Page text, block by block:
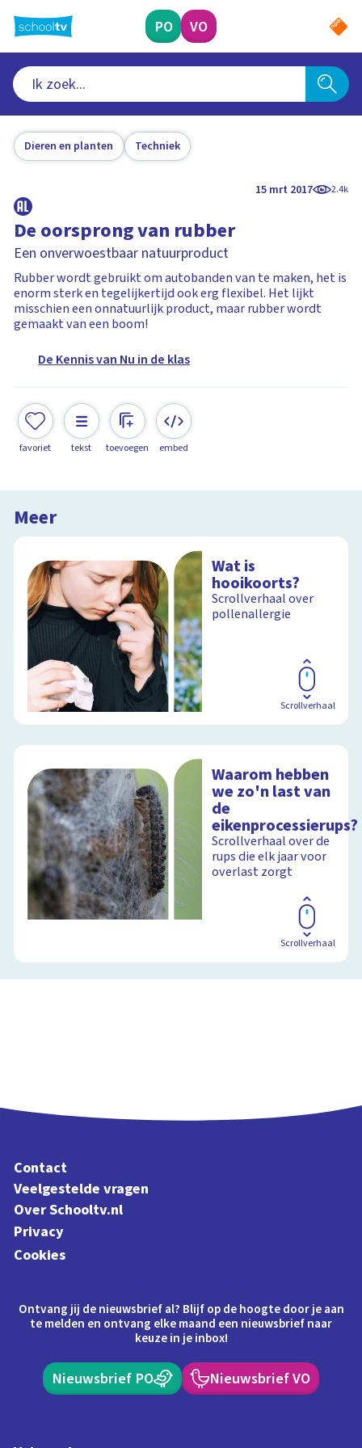
naar
hoofdinhoud
PO VO
Dieren en planten Techniek
15 mrt 2017 2.4k
De oorsprong van rubber
Een onverwoestbaar natuurproduct
Rubber wordt gebruikt om autobanden van te maken, het is
enorm sterk en tegelijkertijd ook erg flexibel. Het lijkt
misschien een onnatuurlijk product, maar rubber wordt
gemaakt van een boom!
De Kennis van Nu in de klas
favoriet tekst toevoegen embed
Meer
Wat is
hooikoorts?
Scrollverhaal over
pollenallergie
Scrollverhaal
Waarom hebben
we zo'n last van
de
eikenprocessierups?
Scrollverhaal over de
rups die elk jaar voor
overlast zorgt
Scrollverhaal
Contact
Veelgestelde vragen
Over Schooltv.nl
Privacy
Cookies
Ontvang jij de nieuwsbrief al? Blijf op de hoogte door je aan
te melden en ontvang elke maand een nieuwsbrief naar
keuze in je inbox!
Nieuwsbrief PO Nieuwsbrief VO